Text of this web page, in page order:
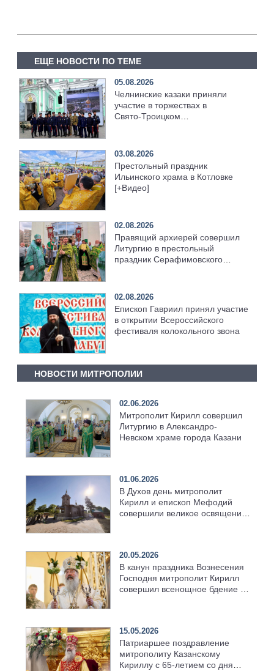
ЕЩЕ НОВОСТИ ПО ТЕМЕ
05.08.2026
Челнинские казаки приняли
участие в торжествах в
Свято‑Троицком
03.08.2026
Престольный праздник
Ильинского храма в Котловке
[+Видео]
02.08.2026
Правящий архиерей совершил
Литургию в престольный
праздник Серафимовского
02.08.2026
Епископ Гавриил принял участие
в открытии Всероссийского
фестиваля колокольного звона
НОВОСТИ МИТРОПОЛИИ
02.06.2026
Митрополит Кирилл совершил
Литургию в Александро-
Невском храме города Казани
01.06.2026
В Духов день митрополит
Кирилл и епископ Мефодий
совершили великое освящение
20.05.2026
В канун праздника Вознесения
Господня митрополит Кирилл
совершил всенощное бдение в
15.05.2026
Патриаршее поздравление
митрополиту Казанскому
Кириллу с 65-летием со дня